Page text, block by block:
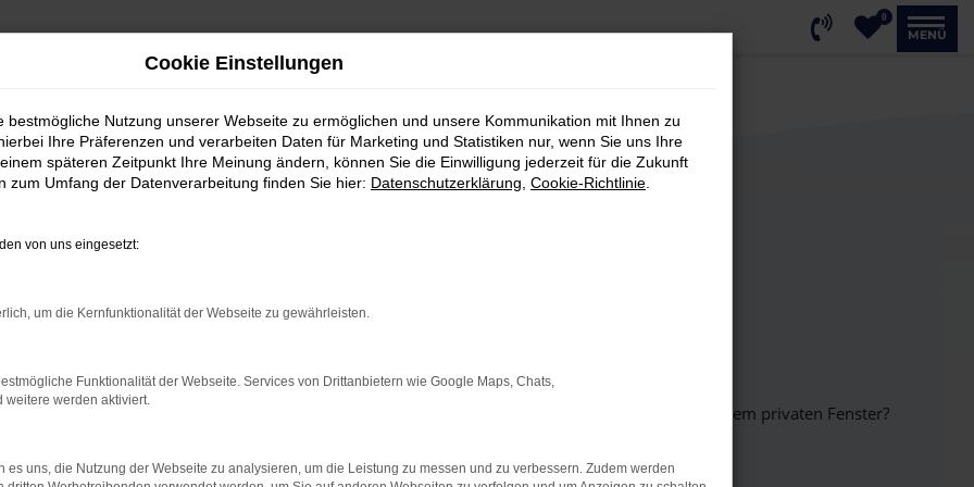
0
MENÜ
bestimmter Seiten verhindern. Funktioniert die Seite in einem anderen Browser oder in einem privaten Fenster?
beheben.
Cookie Einstellungen
bestmögliche Nutzung unserer Webseite zu ermöglichen und unsere Kommunikation mit Ihnen zu
Ihre Präferenzen und verarbeiten Daten für Marketing und Statistiken nur, wenn Sie uns Ihre
späteren Zeitpunkt Ihre Meinung ändern, können Sie die Einwilligung jederzeit für die Zukunft
zum Umfang der Datenverarbeitung finden Sie hier: Datenschutzerklärung Cookie-Richtlinie
von uns eingesetzt:
um die Kernfunktionalität der Webseite zu gewährleisten.
Funktionalität der Webseite. Services von Drittanbietern wie Google Maps, Chats,
weitere werden aktiviert.
es uns, die Nutzung der Webseite zu analysieren, um die Leistung zu messen und zu verbessern. Zudem werden